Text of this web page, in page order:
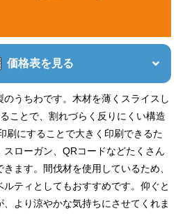
価格表を見る
うちわです。木材を薄くスライスし
ことで、割れづらく反りにくい構造
刷にすることで大きく印刷できるた
ローガン、QRコードなどたくさん
ます。間伐材を使用しているため、
ティとしてもおすすめです。仰ぐと
より涼やかな気持ちにさせてくれま